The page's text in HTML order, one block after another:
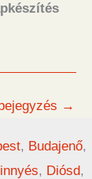
→
, Budajenő,
, Diósd,